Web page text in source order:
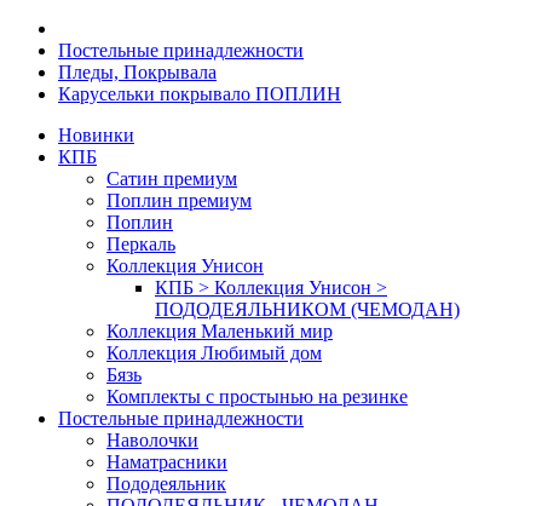
Постельные принадлежности
Пледы, Покрывала
Карусельки покрывало ПОПЛИН
Новинки
КПБ
Сатин премиум
Поплин премиум
Поплин
Перкаль
Коллекция Унисон
КПБ > Коллекция Унисон >
ПОДОДЕЯЛЬНИКОМ (ЧЕМОДАН)
Коллекция Маленький мир
Коллекция Любимый дом
Бязь
Комплекты с простынью на резинке
Постельные принадлежности
Наволочки
Наматрасники
Пододеяльник